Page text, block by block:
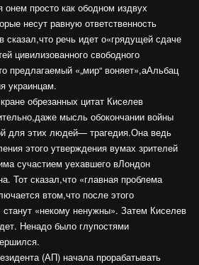
онем просто как ободном издвух
несут равную ответственность
сказал,что речь идет о«грядущей сдаче
цивилизованного свободного
предлагаемый «„мир“ воняет»,аАльбац
украинцам.
обрезанных цитат Киселев
мысль обокончании войны
для этих людей— трагедия.Она ведь
этого утверждения вумах зрителей
сучастием уехавшего вЛондон
Тот сказал,что «главная проблема
втом,что после этого
станут «некому ненужны». Затем Киселев
Ненадо было глупостями
(АП) начала прорабатывать